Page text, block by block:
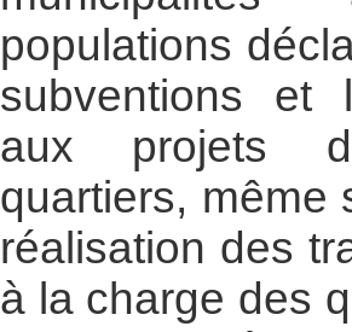
populations
subventions et
aux projets
quartiers, même
réalisation des
à la charge des